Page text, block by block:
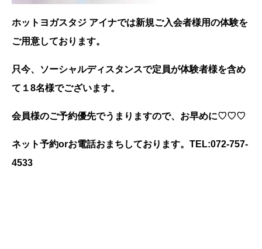
ホットヨガスタジ アイナでは新規ご入会者様用の体験を
ご用意しております。
只今、ソーシャルディスタンスで定員が体験者様を含め
て１8名様でございます。
会員様のご予約優先でうまりますので、お早めに♡♡♡
ネット予約orお電話おまちしております。TEL:072-757-
4533